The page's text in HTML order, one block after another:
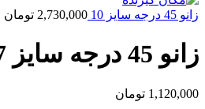
زانو 45 درجه سایز 10 2,730,000 تومان
زانو 45 درجه سایز 7
1,120,000 تومان